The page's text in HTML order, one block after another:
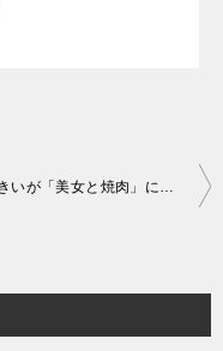
北乃きいが「美女と焼肉」に出演!本格的な炭火焼肉を食べ「タン食べて」のサイン残す